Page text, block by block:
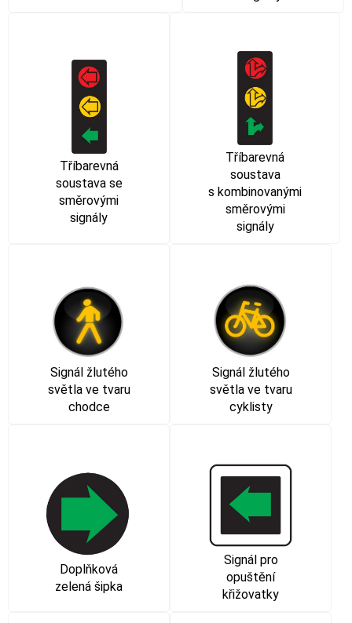
Tříbarevná
soustava se
směrovými
signály
Tříbarevná
soustava
s kombinovanými
směrovými
signály
Signál žlutého
světla ve tvaru
chodce
Signál žlutého
světla ve tvaru
cyklisty
Doplňková
zelená šipka
Signál pro
opuštění
křižovatky